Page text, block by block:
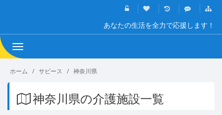
あなたの生活を全力で応援します！
Toggle
navigation
ホーム サビース 神奈川県
神奈川県の介護施設一覧